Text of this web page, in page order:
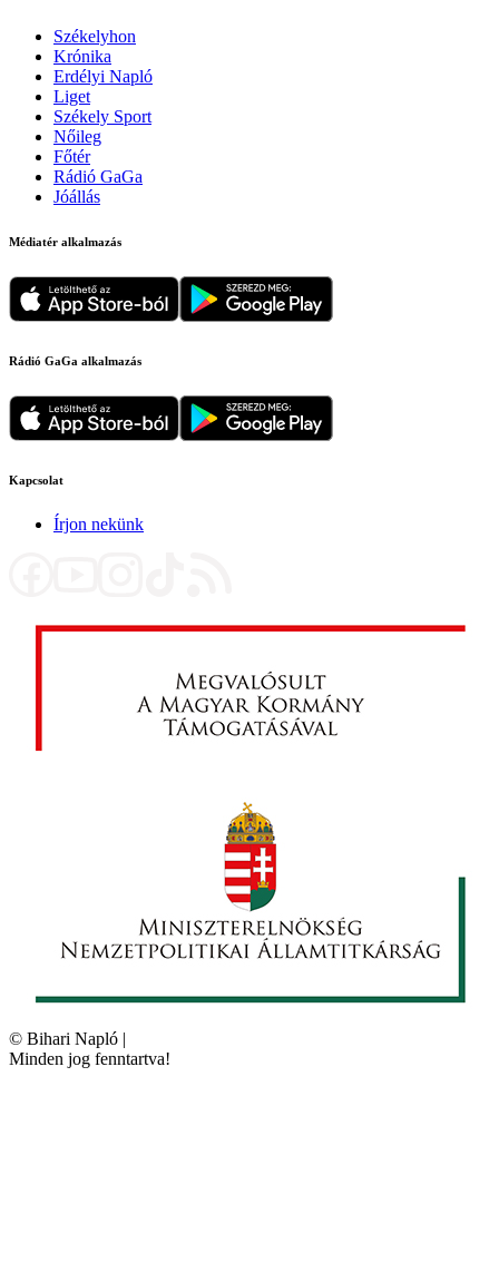
Székelyhon
Krónika
Erdélyi Napló
Liget
Székely Sport
Nőileg
Főtér
Rádió GaGa
Jóállás
Médiatér alkalmazás
Rádió GaGa alkalmazás
Kapcsolat
Írjon nekünk
© Bihari Napló |
Minden jog fenntartva!